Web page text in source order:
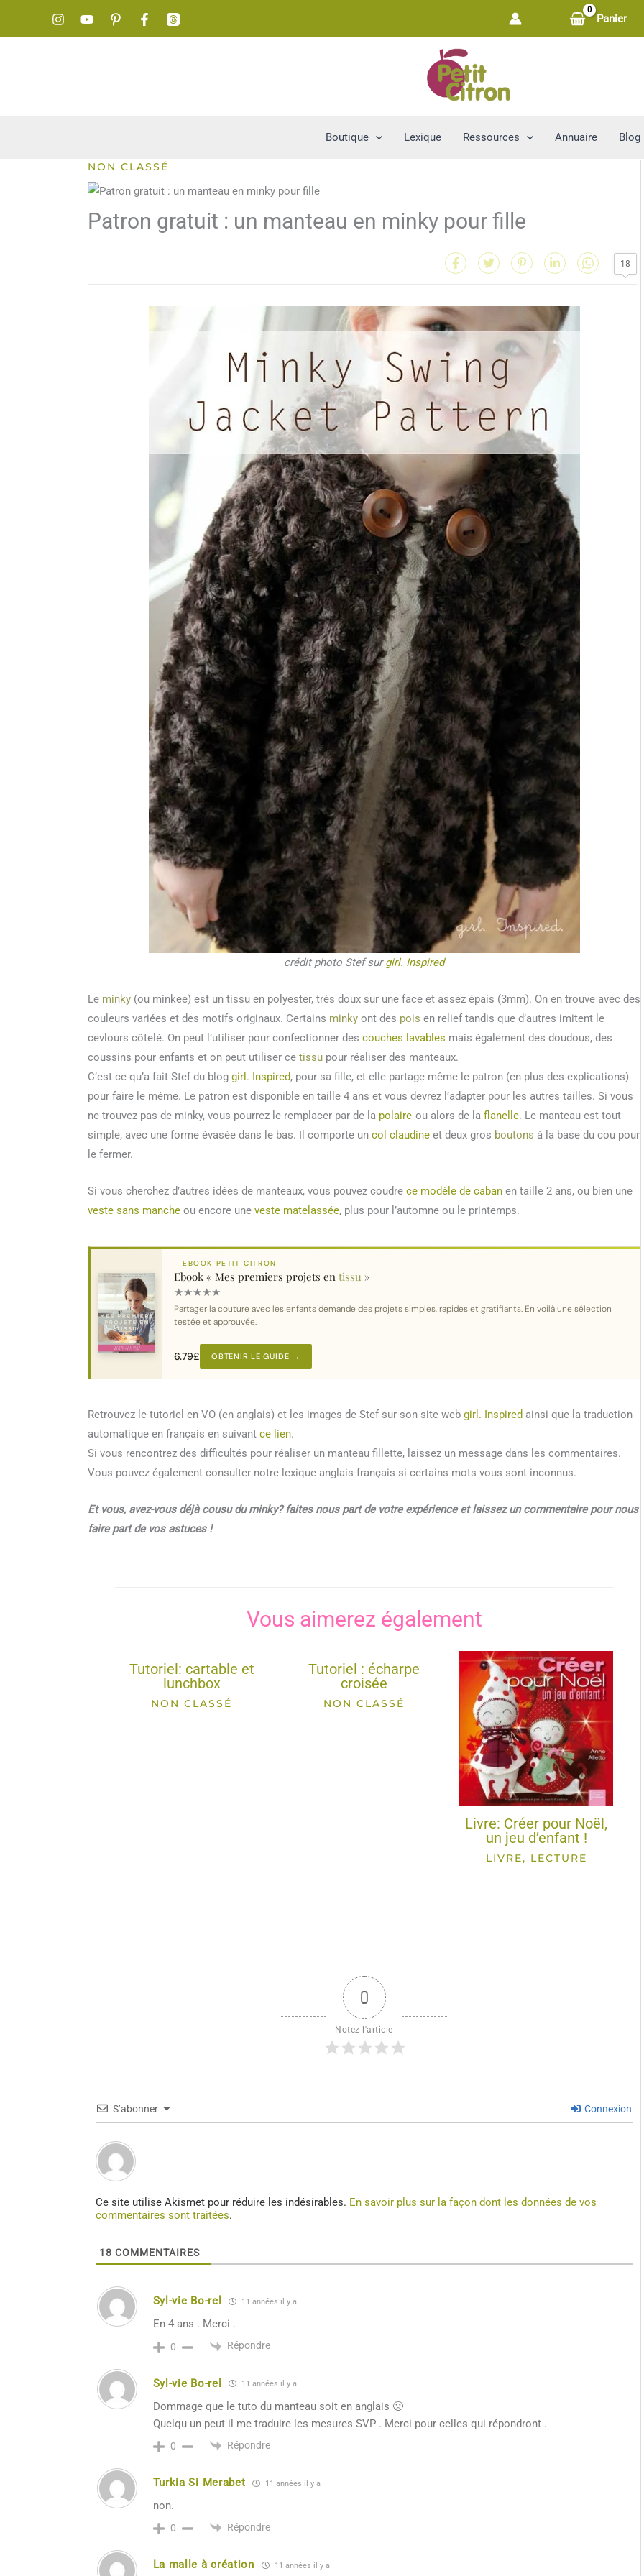
Panier
Boutique Lexique Ressources Annuaire Blog
NON CLASSÉ
Patron gratuit : un manteau en minky pour fille
18
crédit photo Stef surgirl. Inspired
Le minky (ou minkee) est un tissu en polyester, très doux sur une face et assez épais (3mm). On en trouve avec des
couleurs variées et des motifs originaux. Certains minky ont des pois en relief tandis que d’autres imitent le
cevlours côtelé. On peut l’utiliser pour confectionner des couches lavables mais également des doudous, des
coussins pour enfants et on peut utiliser ce tissu pour réaliser des manteaux.
C’est ce qu’a fait Stef du blog girl. Inspired, pour sa fille, et elle partage même le patron (en plus des explications)
pour faire le même. Le patron est disponible en taille 4 ans et vous devrez l’adapter pour les autres tailles. Si vous
ne trouvez pas de minky, vous pourrez le remplacer par de la polaire ou alors de la flanelle. Le manteau est tout
simple, avec une forme évasée dans le bas. Il comporte un col claudine et deux gros boutons à la base du cou pour
le fermer.
Si vous cherchez d’autres idées de manteaux, vous pouvez coudre ce modèle de caban en taille 2 ans, ou bien une
veste sans manche ou encore une veste matelassée, plus pour l’automne ou le printemps.
EBOOK PETIT CITRON
Ebook « Mes premiers projets en tissu »
★★★★★
Partager la couture avec les enfants demande des projets simples, rapides et gratifiants. En voilà une sélection
testée et approuvée.
6.79£ OBTENIR LE GUIDE →
Retrouvez le tutoriel en VO (en anglais) et les images de Stef sur son site web girl. Inspired ainsi que la traduction
automatique en français en suivant ce lien.
Si vous rencontrez des difficultés pour réaliser un manteau fillette, laissez un message dans les commentaires.
Vous pouvez également consulter notre lexique anglais-français si certains mots vous sont inconnus.
Et vous, avez-vous déjà cousu du minky? faites nous part de votre expérience et laissez un commentaire pour nous
faire part de vos astuces !
Vous aimerez également
Tutoriel: cartable et
lunchbox
NON CLASSÉ
Tutoriel : écharpe
croisée
NON CLASSÉ
Livre: Créer pour Noël,
un jeu d’enfant !
LIVRE, LECTURE
0
Notez l'article
S’abonner Connexion
Ce site utilise Akismet pour réduire les indésirables. En savoir plus sur la façon dont les données de vos
commentaires sont traitées.
18 COMMENTAIRES
Syl-vie Bo-rel 11 années il y a
En 4 ans . Merci .
0 Répondre
Syl-vie Bo-rel 11 années il y a
Dommage que le tuto du manteau soit en anglais 🙁
Quelqu un peut il me traduire les mesures SVP . Merci pour celles qui répondront .
0 Répondre
Turkia Si Merabet 11 années il y a
non.
0 Répondre
La malle à création 11 années il y a